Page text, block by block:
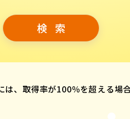
、取得率が100％を超える場合